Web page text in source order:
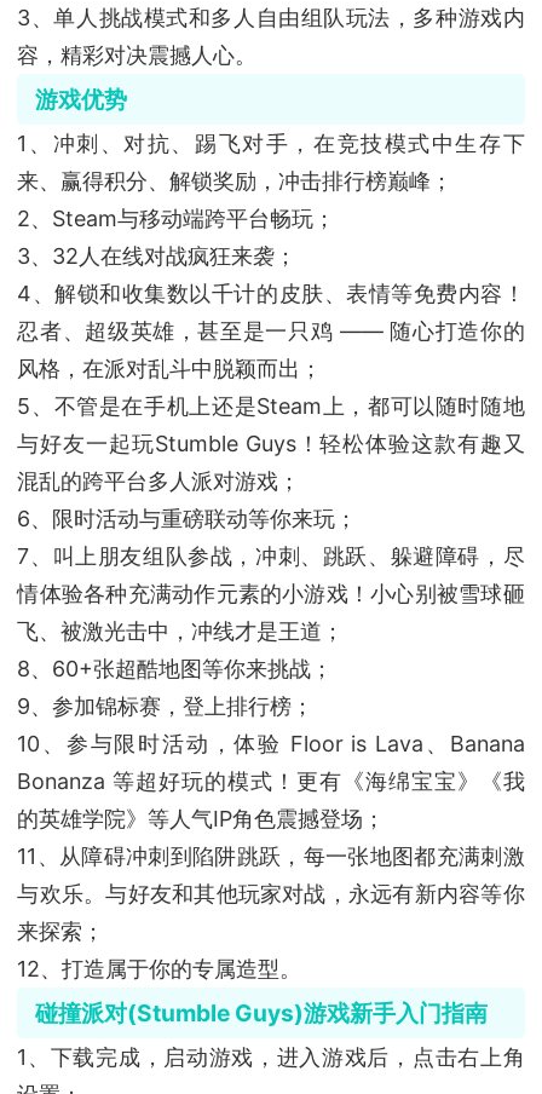
3、单人挑战模式和多人自由组队玩法，多种游戏内
容，精彩对决震撼人心。
游戏优势
1、冲刺、对抗、踢飞对手，在竞技模式中生存下
来、赢得积分、解锁奖励，冲击排行榜巅峰；
2、Steam与移动端跨平台畅玩；
3、32人在线对战疯狂来袭；
4、解锁和收集数以千计的皮肤、表情等免费内容！
忍者、超级英雄，甚至是一只鸡 —— 随心打造你的
风格，在派对乱斗中脱颖而出；
5、不管是在手机上还是Steam上，都可以随时随地
与好友一起玩Stumble Guys！轻松体验这款有趣又
混乱的跨平台多人派对游戏；
6、限时活动与重磅联动等你来玩；
7、叫上朋友组队参战，冲刺、跳跃、躲避障碍，尽
情体验各种充满动作元素的小游戏！小心别被雪球砸
飞、被激光击中，冲线才是王道；
8、60+张超酷地图等你来挑战；
9、参加锦标赛，登上排行榜；
10、参与限时活动，体验 Floor is Lava、Banana
Bonanza 等超好玩的模式！更有《海绵宝宝》《我
的英雄学院》等人气IP角色震撼登场；
11、从障碍冲刺到陷阱跳跃，每一张地图都充满刺激
与欢乐。与好友和其他玩家对战，永远有新内容等你
来探索；
12、打造属于你的专属造型。
碰撞派对(Stumble Guys)游戏新手入门指南
1、下载完成，启动游戏，进入游戏后，点击右上角